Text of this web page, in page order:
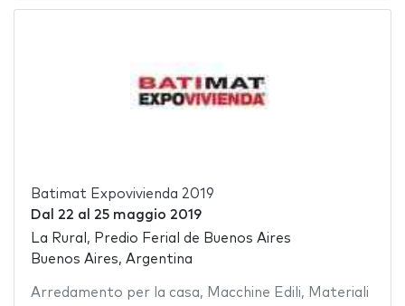
Batimat Expovivienda 2019
Dal 22 al 25 maggio 2019
La Rural, Predio Ferial de Buenos Aires
Buenos Aires, Argentina
Arredamento per la casa, Macchine Edili, Materiali